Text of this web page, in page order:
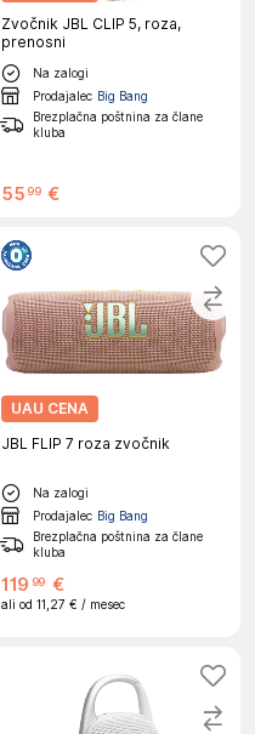
Zvočnik JBL CLIP 5, roza,
prenosni
Na zalogi
Prodajalec Big Bang
Brezplačna poštnina za člane
kluba
55 99 €
UAU CENA
JBL FLIP 7 roza zvočnik
Na zalogi
Prodajalec Big Bang
Brezplačna poštnina za člane
kluba
119 99 €
ali od 11,27 € / mesec